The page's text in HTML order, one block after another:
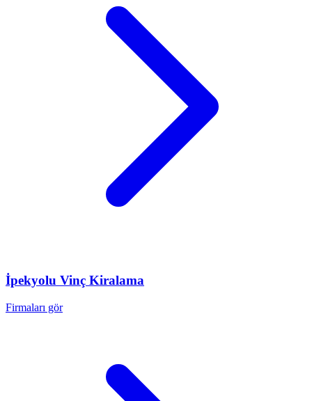
İpekyolu Vinç Kiralama
Firmaları gör